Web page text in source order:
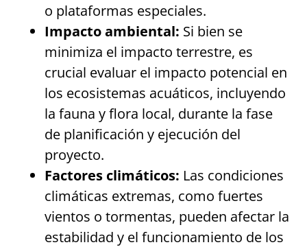
o plataformas especiales.
Impacto ambiental: Si bien se
minimiza el impacto terrestre, es
crucial evaluar el impacto potencial en
los ecosistemas acuáticos, incluyendo
la fauna y flora local, durante la fase
de planificación y ejecución del
proyecto.
Factores climáticos: Las condiciones
climáticas extremas, como fuertes
vientos o tormentas, pueden afectar la
estabilidad y el funcionamiento de los